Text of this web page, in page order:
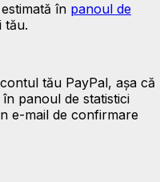
în panoul de
tău.
tău PayPal, așa că
panoul de statistici
e-mail de confirmare